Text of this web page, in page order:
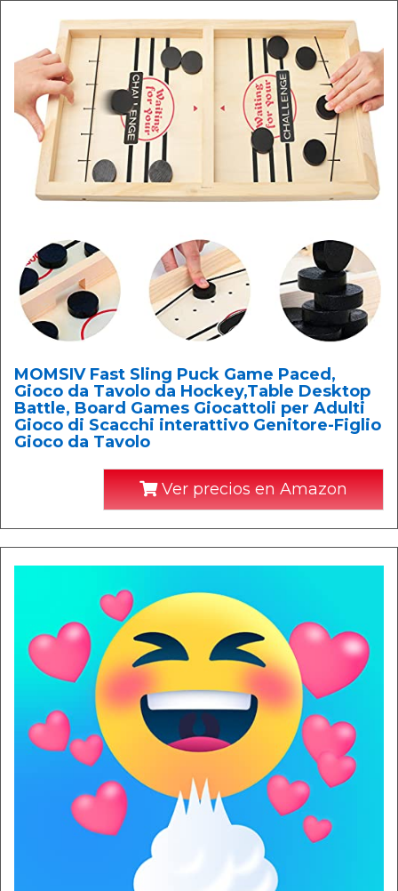
MOMSIV Fast Sling Puck Game Paced,
Gioco da Tavolo da Hockey,Table Desktop
Battle, Board Games Giocattoli per Adulti
Gioco di Scacchi interattivo Genitore-Figlio
Gioco da Tavolo
Ver precios en Amazon